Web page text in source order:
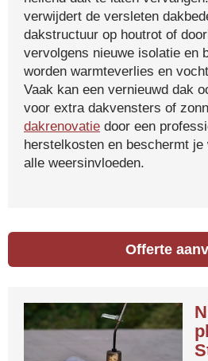
verwijdert de versleten
dakstructuur op houtrot of
vervolgens nieuwe isolatie en
worden warmteverlies en
Vaak kan een vernieuwd dak
voor extra dakvensters of
dakrenovatie door een
herstelkosten en beschermt je
alle weersinvloeden.
Offerte